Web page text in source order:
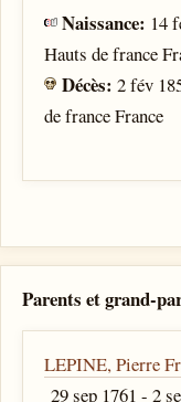
Naissance: 14
Hauts de france
Décès:2 fév
de france France
Parents et grand-
LEPINE, Pierre
29 sep 1761 - 2